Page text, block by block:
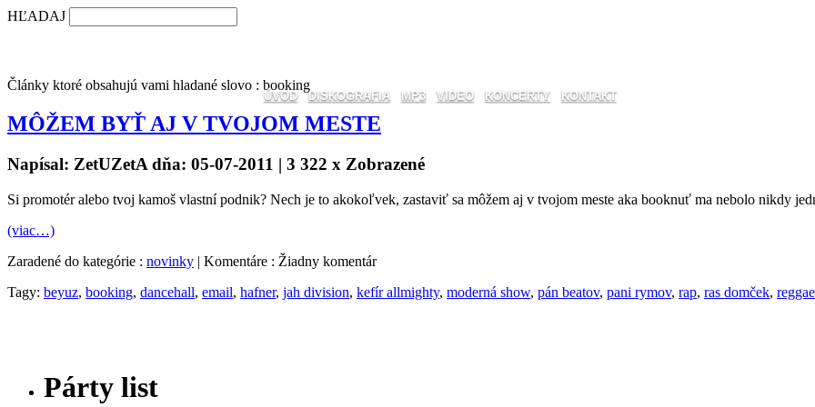
ÚVOD DISKOGRAFIA MP3 VIDEO KONCERTY KONTAKT
HĽADAJ
Články ktoré obsahujú vami hladané slovo : booking
MÔŽEM BYŤ AJ V TVOJOM MESTE
Napísal: ZetUZetA dňa: 05-07-2011 | 3 322 x Zobrazené
Si promotér alebo tvoj kamoš vlastní podnik? Nech je to akokoľvek, zastaviť sa môžem aj v tvojom meste aka booknuť ma nebolo nikdy
(viac…)
Zaradené do kategórie : novinky | Komentáre : Žiadny komentár
Tagy: beyuz, booking, dancehall, email, hafner, jah division, kefír allmighty, moderná show, pán beatov, pani rymov, rap, ras domček, reggae
Párty list